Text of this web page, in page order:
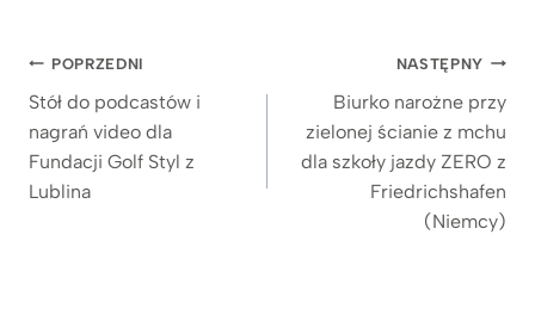
Nawigacja
wpisu
POPRZEDNI
Stół do podcastów i
nagrań video dla
Fundacji Golf Styl z
Lublina
NASTĘPNY
Biurko narożne przy
zielonej ścianie z mchu
dla szkoły jazdy ZERO z
Friedrichshafen
(Niemcy)